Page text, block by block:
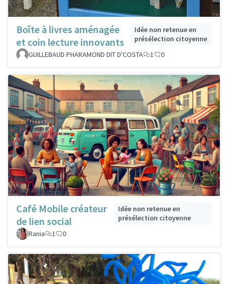
Boîte à livres aménagée
et coin lecture innovants
Idée non retenue en
présélection citoyenne
GUILLEBAUD PHARAMOND DIT D'COSTA
1 0
Café Mobile créateur
de lien social
Idée non retenue en
présélection citoyenne
Rania
1 0